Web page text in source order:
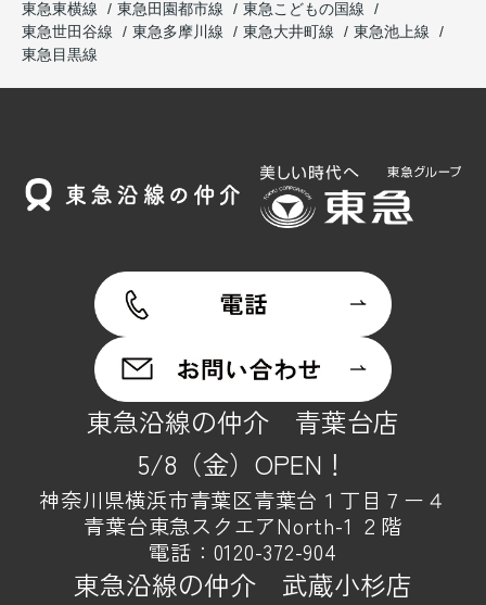
東急東横線
東急田園都市線
東急こどもの国線
東急世田谷線
東急多摩川線 東急大井町線
東急池上線
東急目黒線
東急沿線の仲介 青葉台店
5/8（金）OPEN！
神奈川県横浜市青葉区青葉台１丁目７ー４
青葉台東急スクエアNorth-1 ２階
電話： 0120-372-904
東急沿線の仲介 武蔵小杉店